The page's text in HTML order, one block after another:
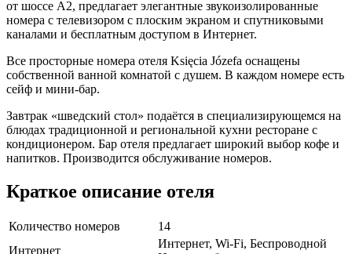
от шоссе А2, предлагает элегантные звукоизолированные
номера с телевизором с плоским экраном и спутниковыми
каналами и бесплатным доступом в Интернет.
Все просторные номера отеля Księcia Józefa оснащены
собственной ванной комнатой с душем. В каждом номере есть
сейф и мини-бар.
Завтрак «шведский стол» подаётся в специализирующемся на
блюдах традиционной и региональной кухни ресторане с
кондиционером. Бар отеля предлагает широкий выбор кофе и
напитков. Производится обслуживание номеров.
Краткое описание отеля
Количество номеров
14
Интернет
Интернет, Wi-Fi, Беспроводной